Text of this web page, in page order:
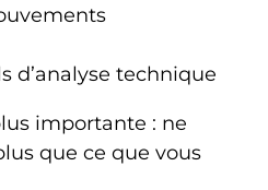
d’analyse technique
importante : ne
que ce que vous